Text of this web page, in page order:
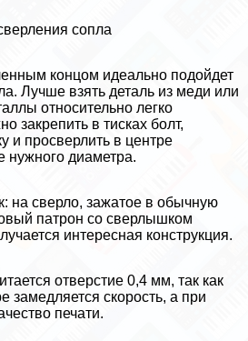
сопла
концом идеально подойдет
Лучше взять деталь из меди или
относительно легко
закрепить в тисках болт,
и просверлить в центре
нужного диаметра.
на сверло, зажатое в обычную
патрон со сверлышком
интересная конструкция.
отверстие 0,4 мм, так как
замедляется скорость, а при
печати.